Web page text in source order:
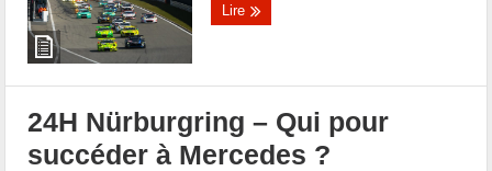
Lire
24H Nürburgring – Qui pour
succéder à Mercedes ?